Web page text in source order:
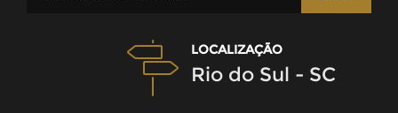
LOCALIZAÇÃO
Rio do Sul - SC